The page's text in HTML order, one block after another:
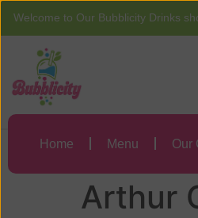
Welcome to Our Bubblicity Drinks
Home Menu Our
Una
Una
Arthur